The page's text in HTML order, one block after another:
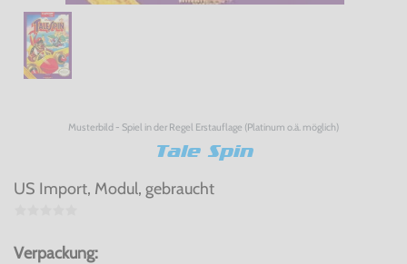
Musterbild - Spiel in der Regel Erstauflage (Platinum o.ä. möglich)
Tale Spin
US Import, Modul, gebraucht
Verpackung: